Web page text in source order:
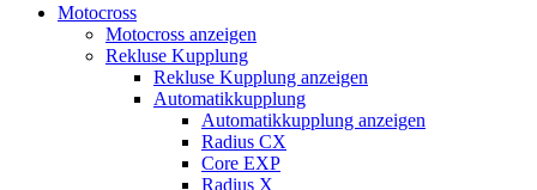
Motocross
Motocross anzeigen
Rekluse Kupplung
Rekluse Kupplung anzeigen
Automatikkupplung
Automatikkupplung anzeigen
Radius CX
Core EXP
Radius X